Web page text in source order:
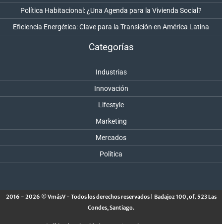
Política Habitacional: ¿Una Agenda para la Vivienda Social?
Eficiencia Energética: Clave para la Transición en América Latina
Categorías
Industrias
Innovación
Lifestyle
Marketing
Mercados
Política
2016 - 2026 © VmásV - Todos los derechos reservados | Badajoz 100, of. 523 Las
Condes, Santiago.